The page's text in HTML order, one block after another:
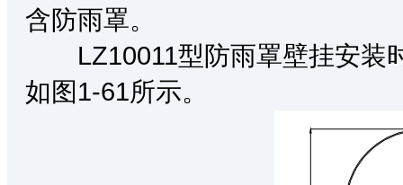
含防雨罩。
LZ10011型防雨罩壁挂安装
如图1-61所示。